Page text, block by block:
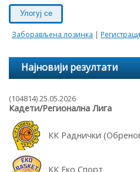
Улогуј се
Заборављена лозинка |
Најновији резултати
(104814) 25.05.2026
Кадети/Регионална Лига
КК Раднички
КК Еко Спорт